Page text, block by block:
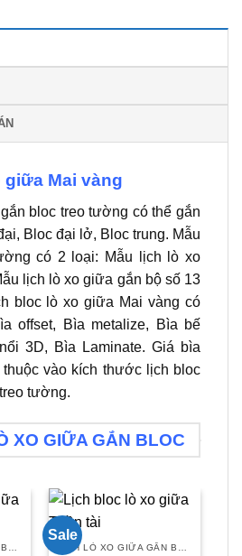
Mai vàng
bloc treo tường có thể gắn
Bloc đại lở, Bloc trung. Mẫu
có 2 loại: Mẫu lịch lò xo
lịch lò xo giữa gắn bộ số 13
bloc lò xo giữa Mai vàng có
offset, Bìa metalize, Bìa bế
3D, Bìa Laminate. Giá bìa
thuộc vào kích thước lịch bloc
tường.
XO GIỮA GẮN BLOC
LỊCH LÒ XO GIỮA GẮN BLOC
Sale
LỊCH LÒ XO GIỮA GẮN BLOC